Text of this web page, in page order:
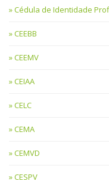
Cédula de Identidade
CEEBB
CEEMV
CEIAA
CELC
CEMA
CEMVD
CESPV